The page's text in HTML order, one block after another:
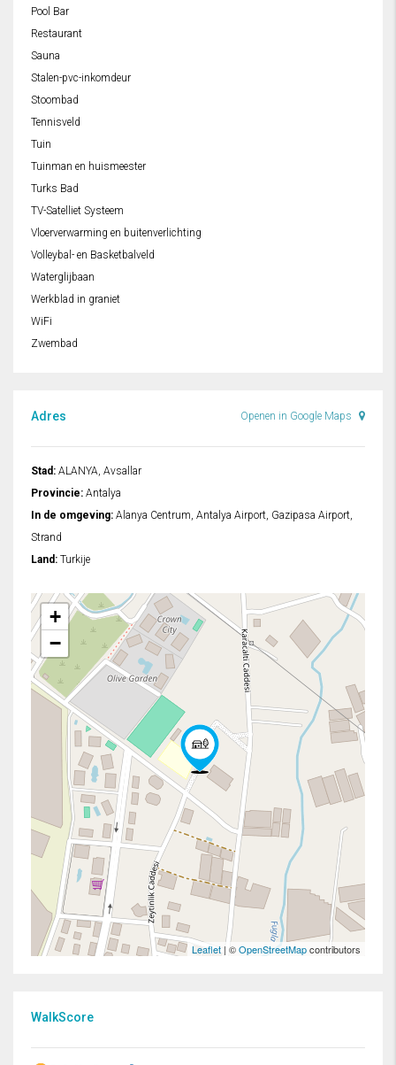
Pool Bar
Restaurant
Sauna
Stalen-pvc-inkomdeur
Stoombad
Tennisveld
Tuin
Tuinman en huismeester
Turks Bad
TV-Satelliet Systeem
Vloerverwarming en buitenverlichting
Volleybal- en Basketbalveld
Waterglijbaan
Werkblad in graniet
WiFi
Zwembad
Adres Openen in Google Maps
Stad: ALANYA, Avsallar
Provincie: Antalya
In de omgeving: Alanya Centrum, Antalya Airport, Gazipasa Airport,
Strand
Land: Turkije
+
−
Leaflet | ©OpenStreetMapcontributors
WalkScore